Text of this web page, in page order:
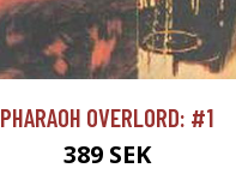
PHARAOH OVERLORD: #1
389 SEK